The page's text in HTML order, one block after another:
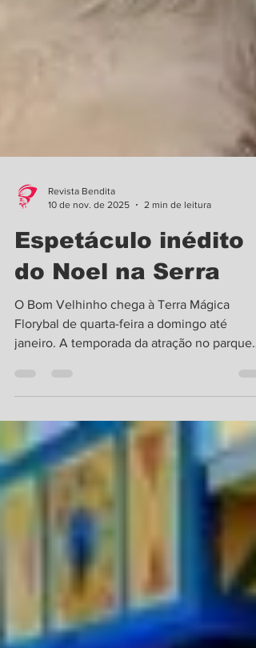
Revista Bendita
Espetáculo inédito
do Noel na Serra
janeiro. A temporada da atração no parque
performances artísticas O Natal da Terra
Mágica Florybal , na Serra Gaúcha, será
diferente de todos os anteriores. Pela
primeira vez, o parque apresenta um
espetáculo de chegada do Papai Noel
prometendo encantar cada um dos seus
visitantes. No dia 9 de novembro, a atração
abriu suas portas, em Canela (RS), para uma